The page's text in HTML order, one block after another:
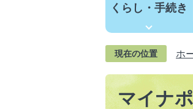
くらし・手続き
現在の位置 ホ
マイナ